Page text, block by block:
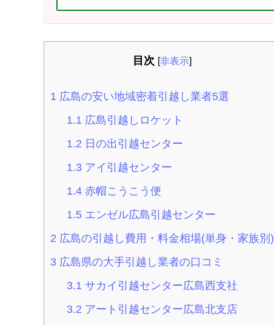
目次 [非表示]
1 広島の安い地域密着引越し業者5選
1.1 広島引越しロケット
1.2 日の出引越センター
1.3 アイ引越センター
1.4 赤帽こうこう便
1.5 エンゼル広島引越センター
2 広島の引越し費用・料金相場(単身・家族別)
3 広島県の大手引越し業者の口コミ
3.1 サカイ引越センター広島西支社
3.2 アート引越センター広島北支店